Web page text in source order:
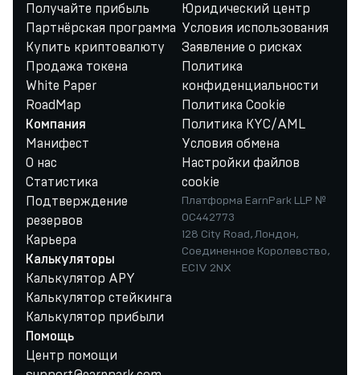
Получайте прибыль
Партнёрская программа
Купить криптовалюту
Продажа токена
White Paper
RoadMap
Компания
Манифест
О нас
Статистика
Подтверждение
резервов
Карьера
Калькуляторы
Калькулятор APY
Калькулятор стейкинга
Калькулятор прибыли
Помощь
Центр помощи
Юридический центр
Условия использования
Заявление о рисках
Политика
конфиденциальности
Политика Cookie
Политика KYC/AML
Условия обмена
Настройки файлов
cookie
Платформа EarnPark LLP №
OC442773
128 City Road, Лондон,
Соединенное Королевство,
EC1V 2NX